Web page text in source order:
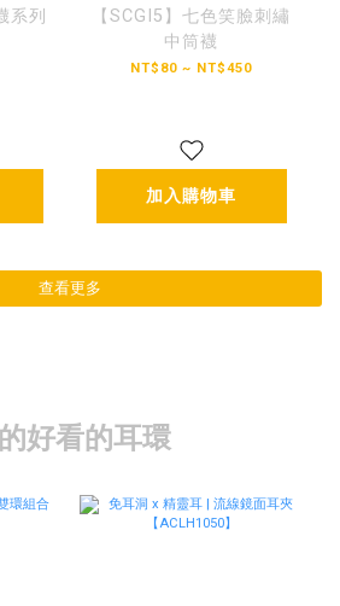
系列
【SCGI5】七色笑臉刺繡
中筒襪
NT$80 ~ NT$450
加入購物車
查看更多
好看的耳環